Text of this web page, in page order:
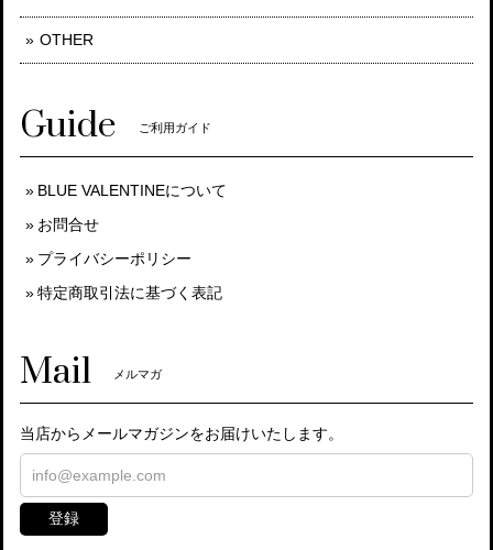
OTHER
Guide ご利用ガイド
BLUE VALENTINEについて
お問合せ
プライバシーポリシー
特定商取引法に基づく表記
Mail メルマガ
当店からメールマガジンをお届けいたします。
登録